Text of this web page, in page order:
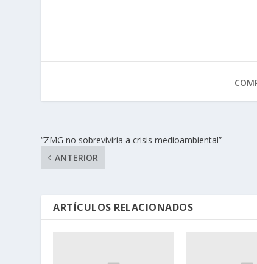
“ZMG no sobreviviría a crisis medioambiental”
ANTERIOR
ARTÍCULOS RELACIONADOS